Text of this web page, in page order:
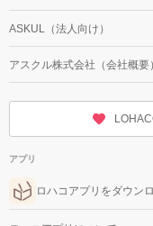
ASKUL（法人向け）
アスクル株式会社（会社概要）
アプリ
ロハコアプリをダウン